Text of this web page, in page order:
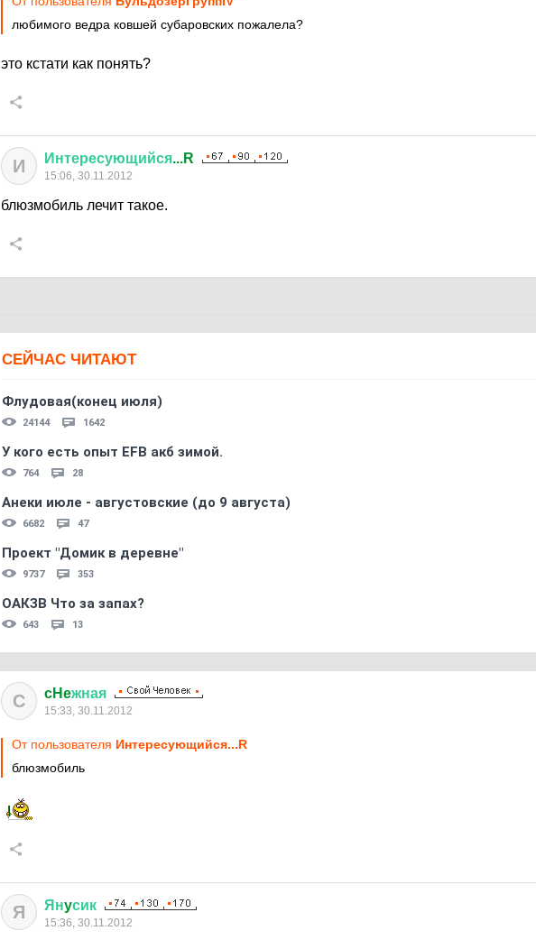
любимого ведра ковшей субаровских пожалела?
это кстати как понять?
И Интересующийся...R
15:06, 30.11.2012
блюзмобиль лечит такое.
СЕЙЧАС ЧИТАЮТ
Флудовая(конец июля)
24144 1642
У кого есть опыт EFB акб зимой.
764 28
Анеки июле - августовские (до 9 августа)
6682 47
Проект "Домик в деревне"
9737 353
ОАКЗВ Что за запах?
643 13
C cHeжная
15:33, 30.11.2012
От пользователя Интересующийся...R
блюзмобиль
Я Янyсик
15:36, 30.11.2012